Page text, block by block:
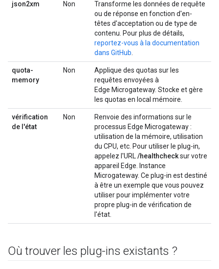
json2xm Non
Transforme les données de requête
ou de réponse en fonction d'en-
têtes d'acceptation ou de type de
contenu. Pour plus de détails,
reportez-vous à la documentation
dans GitHub
quota-
memory
Non
Applique des quotas sur les
requêtes envoyées à
Edge Microgateway. Stocke et gère
les quotas en local mémoire.
vérification
de l'état
Non
Renvoie des informations sur le
processus Edge Microgateway :
utilisation de la mémoire, utilisation
du CPU, etc. Pour utiliser le plug-in,
appelez l'URL /healthchecksur votre
appareil Edge. Instance
Microgateway. Ce plug-in est destiné
à être un exemple que vous pouvez
utiliser pour implémenter votre
propre plug-in de vérification de
l'état.
Où trouver les plug-ins existants ?